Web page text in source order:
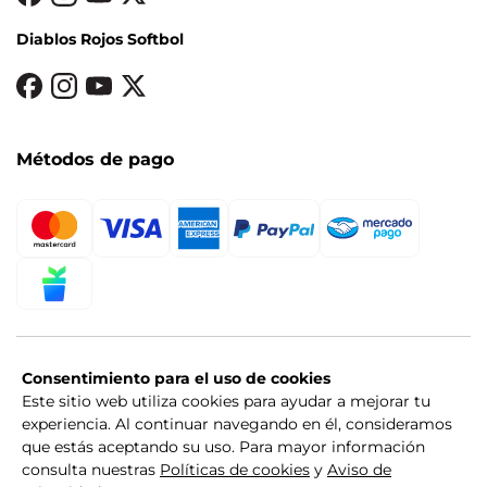
Diablos Rojos Softbol
Métodos de pago
Consentimiento para el uso de cookies
Este sitio web utiliza cookies para ayudar a mejorar tu
experiencia. Al continuar navegando en él, consideramos
que estás aceptando su uso. Para mayor información
consulta nuestras Políticas de cookies y Aviso de